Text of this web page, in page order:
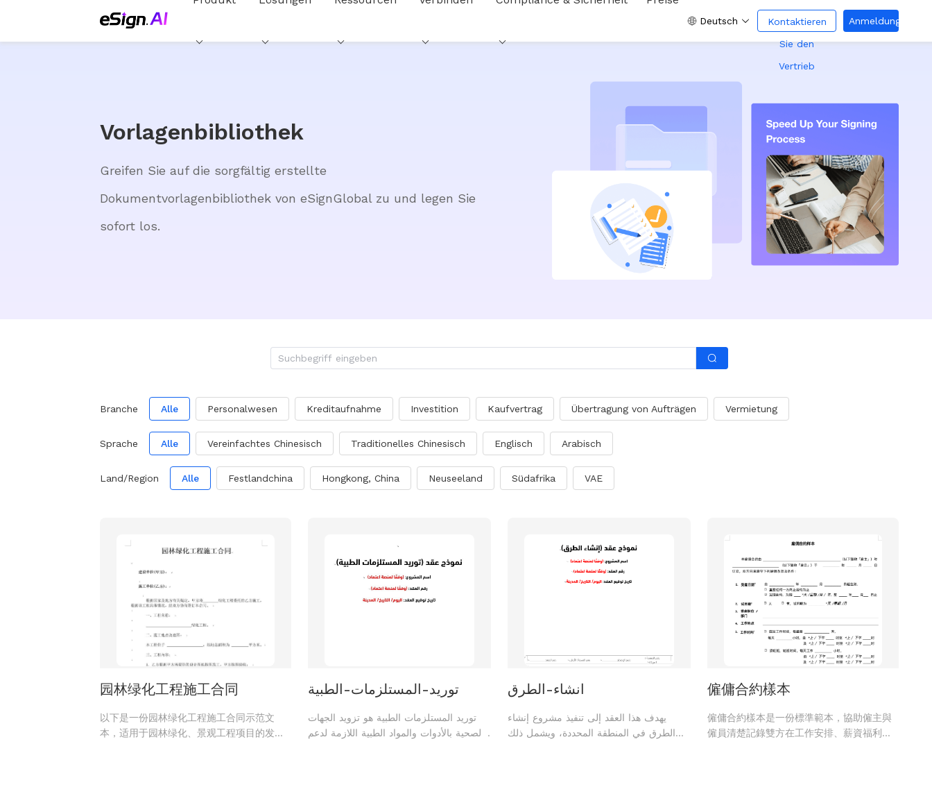
Deutsch
Kontaktieren
Sie den
Vertrieb
Anmeldung
Vorlagenbibliothek
Greifen Sie auf die sorgfältig erstellte
Dokumentvorlagenbibliothek von eSignGlobal zu und legen Sie
sofort los.
Branche Alle Personalwesen Kreditaufnahme Investition Kaufvertrag Übertragung von Aufträgen Vermietung
Sprache Alle Vereinfachtes Chinesisch Traditionelles Chinesisch Englisch Arabisch
Land/Region Alle Festlandchina Hongkong, China Neuseeland Südafrika VAE
园林绿化工程施工合同
以下是一份园林绿化工程施工合同示范文
本，适用于园林绿化、景观工程项目的发包
توريد-المستلزمات-الطبية
توريد المستلزمات الطبية هو تزويد الجهات
الصحية بالأدوات والمواد الطبية اللازمة لدعم
انشاء-الطرق
يهدف هذا العقد إلى تنفيذ مشروع إنشاء
الطرق في المنطقة المحددة، ويشمل ذلك
僱傭合約樣本
僱傭合約樣本是一份標準範本，協助僱主與
僱員清楚記錄雙方在工作安排、薪資福利、